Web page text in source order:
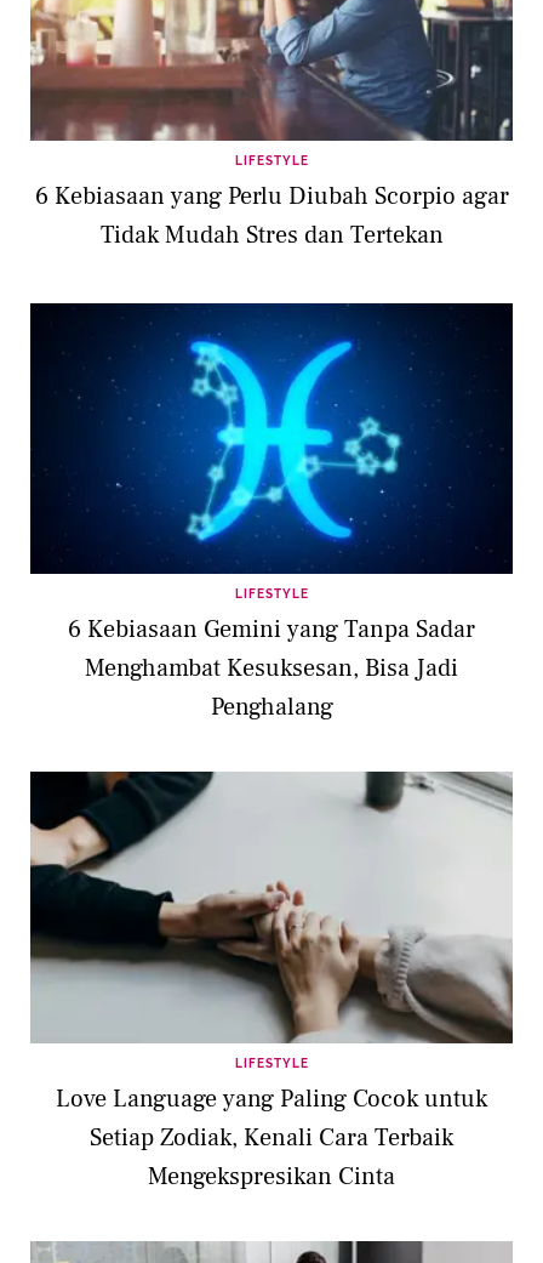
LIFESTYLE
6 Kebiasaan yang Perlu Diubah Scorpio agar
Tidak Mudah Stres dan Tertekan
LIFESTYLE
6 Kebiasaan Gemini yang Tanpa Sadar
Menghambat Kesuksesan, Bisa Jadi
Penghalang
LIFESTYLE
Love Language yang Paling Cocok untuk
Setiap Zodiak, Kenali Cara Terbaik
Mengekspresikan Cinta